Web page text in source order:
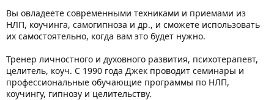
Вы овладеете современными техниками и приемами из
НЛП, коучинга, самогипноза и др., и сможете использовать
их самостоятельно, когда вам это будет нужно.
Тренер личностного и духовного развития, психотерапевт,
целитель, коуч. С 1990 года Джек проводит семинары и
профессиональные обучающие программы по НЛП,
коучингу, гипнозу и целительству.